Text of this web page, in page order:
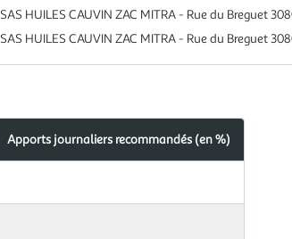
SAS HUILES CAUVIN ZAC MITRA - Rue du Breguet
SAS HUILES CAUVIN ZAC MITRA - Rue du Breguet
Apports journaliers recommandés (en %)